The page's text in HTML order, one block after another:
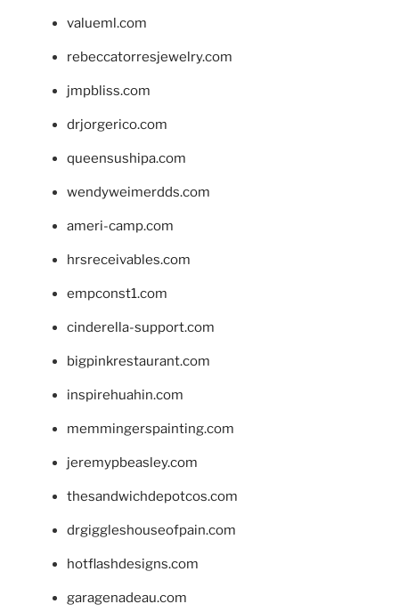
valueml.com
rebeccatorresjewelry.com
jmpbliss.com
drjorgerico.com
queensushipa.com
wendyweimerdds.com
ameri-camp.com
hrsreceivables.com
empconst1.com
cinderella-support.com
bigpinkrestaurant.com
inspirehuahin.com
memmingerspainting.com
jeremypbeasley.com
thesandwichdepotcos.com
drgiggleshouseofpain.com
hotflashdesigns.com
garagenadeau.com